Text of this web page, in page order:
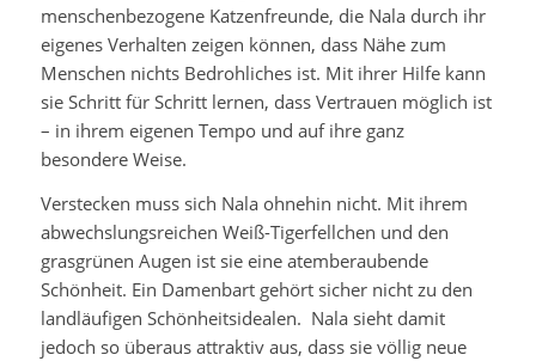
menschenbezogene Katzenfreunde, die Nala durch ihr
eigenes Verhalten zeigen können, dass Nähe zum
Menschen nichts Bedrohliches ist. Mit ihrer Hilfe kann
sie Schritt für Schritt lernen, dass Vertrauen möglich ist
– in ihrem eigenen Tempo und auf ihre ganz
besondere Weise.
Verstecken muss sich Nala ohnehin nicht. Mit ihrem
abwechslungsreichen Weiß-Tigerfellchen und den
grasgrünen Augen ist sie eine atemberaubende
Schönheit. Ein Damenbart gehört sicher nicht zu den
landläufigen Schönheitsidealen. Nala sieht damit
jedoch so überaus attraktiv aus, dass sie völlig neue